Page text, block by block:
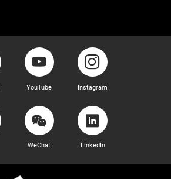
YouTube Instagram
WeChat LinkedIn